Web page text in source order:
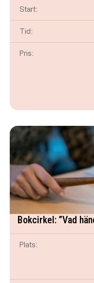
Start:
Tid:
Pris:
Bokcirkel: ”Vad
Plats: